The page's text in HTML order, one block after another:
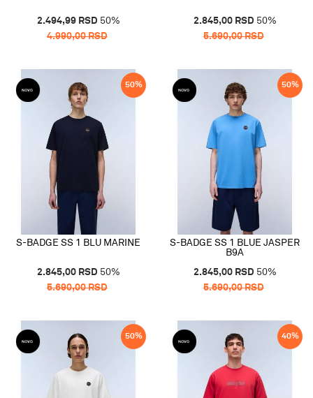
2.494,99 RSD 50%
4.990,00RSD
2.845,00 RSD 50%
5.690,00RSD
50%
S-BADGE SS 1 BLU MARINE
2.845,00 RSD 50%
5.690,00RSD
50%
S-BADGE SS 1 BLUE JASPER
B9A
2.845,00 RSD 50%
5.690,00RSD
50% 40%